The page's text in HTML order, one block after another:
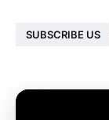
SUBSCRIBE US